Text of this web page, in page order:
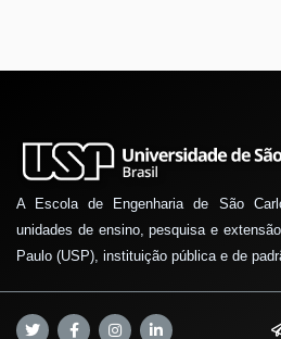
A Escola de Engenharia de São
unidades de ensino, pesquisa e
Paulo (USP), instituição pública e de